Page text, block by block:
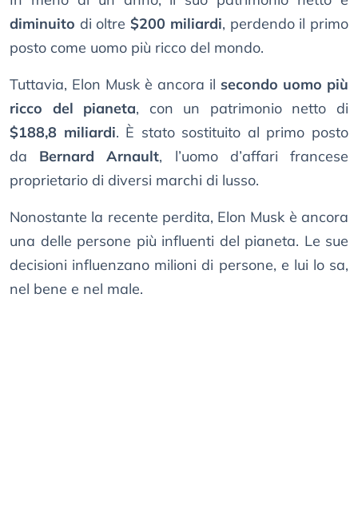
diminuito di oltre$200 miliardi, perdendo il primo
posto come uomo più ricco del mondo.
Tuttavia, Elon Musk è ancora il secondo uomo più
ricco del pianeta, con un patrimonio netto di
$188,8 miliardi. È stato sostituito al primo posto
da Bernard Arnault, l’uomo d’affari francese
proprietario di diversi marchi di lusso.
Nonostante la recente perdita, Elon Musk è ancora
una delle persone più influenti del pianeta. Le sue
decisioni influenzano milioni di persone, e lui lo sa,
nel bene e nel male.